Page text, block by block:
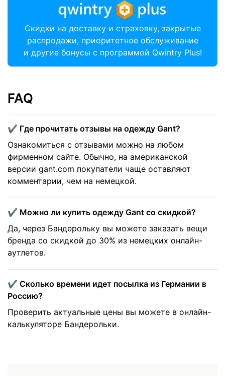
Скидки на доставку и страховку, закрытые
распродажи, приоритетное обслуживание
и другие бонусы с программой Qwintry Plus!
FAQ
✔️ Где прочитать отзывы на одежду Gant?
Ознакомиться с отзывами можно на любом
фирменном сайте. Обычно, на американской
версии gant.com покупатели чаще оставляют
комментарии, чем на немецкой.
✔️ Можно ли купить одежду Gant со скидкой?
Да, через Бандерольку вы можете заказать вещи
бренда со скидкой до 30% из немецких онлайн-
аутлетов.
✔️ Сколько времени идет посылка из Германии в
Россию?
Проверить актуальные цены вы можете в онлайн-
калькуляторе Бандерольки.